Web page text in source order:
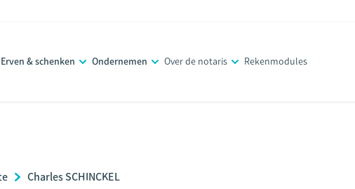
Erven & schenken Ondernemen Over de notaris Rekenmodules
Charles SCHINCKEL